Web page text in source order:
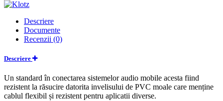
Descriere
Documente
Recenzii (0)
Descriere
Un standard în conectarea sistemelor audio mobile acesta fiind
rezistent la răsucire datorita invelisului de PVC moale care menține
cablul flexibil și rezistent pentru aplicatii diverse.